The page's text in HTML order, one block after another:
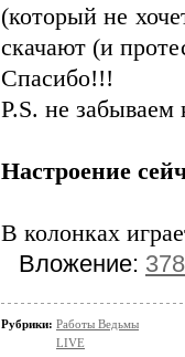
(который не
скачают (и
Спасибо!!!
P.S. не забываем
Настроение
В колонках
Вложение:
Рубрики: Работы Ведьмы
LIVE